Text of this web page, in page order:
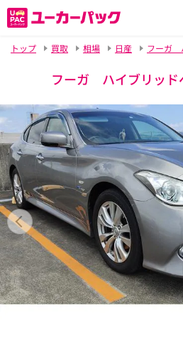
トップ
買取 相場 日産 フーガ
フーガ ハイブリッド